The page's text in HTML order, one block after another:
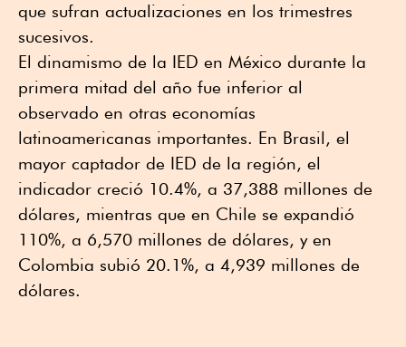
que sufran actualizaciones en los trimestres
sucesivos.
El dinamismo de la IED en México durante la
primera mitad del año fue inferior al
observado en otras economías
latinoamericanas importantes. En Brasil, el
mayor captador de IED de la región, el
indicador creció 10.4%, a 37,388 millones de
dólares, mientras que en Chile se expandió
110%, a 6,570 millones de dólares, y en
Colombia subió 20.1%, a 4,939 millones de
dólares.